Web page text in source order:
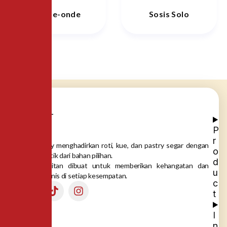
Onde-onde Sosis Solo
Dea Bakery menghadirkan roti, kue, dan pastry segar dengan
rasa autentik dari bahan pilihan.
Setiap gigitan dibuat untuk memberikan kehangatan dan
momen manis di setiap kesempatan.
P
r
o
d
u
c
t
I